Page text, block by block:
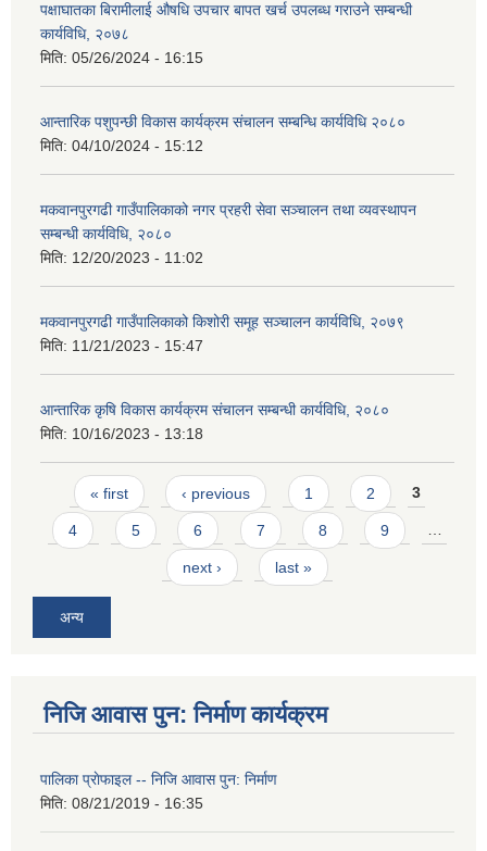
पक्षाघातका बिरामीलाई ‍औषधि उपचार बापत खर्च उपलब्ध गराउने सम्बन्धी
कार्यविधि, २०७८
मिति: 05/26/2024 - 16:15
आन्तारिक पशुपन्छी विकास कार्यक्रम संचालन सम्बन्धि कार्यविधि २०८०
मिति: 04/10/2024 - 15:12
मकवानपुरगढी गाउँपालिकाको नगर प्रहरी सेवा सञ्‍चालन तथा व्‍यवस्‍थापन
सम्बन्धी कार्यविधि, २०८०
मिति: 12/20/2023 - 11:02
मकवानपुरगढी गाउँपालिकाको किशोरी समूह सञ्‍चालन कार्यविधि, २०७९
मिति: 11/21/2023 - 15:47
आन्तारिक कृषि विकास कार्यक्रम संचालन सम्बन्धी कार्यविधि, २०८०
मिति: 10/16/2023 - 13:18
Pages
« first ‹ previous 1 2 3
4 5 6 7 8 9 …
next › last »
अन्य
निजि आवास पुन: निर्माण कार्यक्रम
पालिका प्राेफाइल -- निजि आवास पुन: निर्माण
मिति: 08/21/2019 - 16:35